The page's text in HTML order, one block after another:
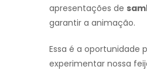
apresentações de
garantir a animação.
Essa é a oportunidade
experimentar nossa